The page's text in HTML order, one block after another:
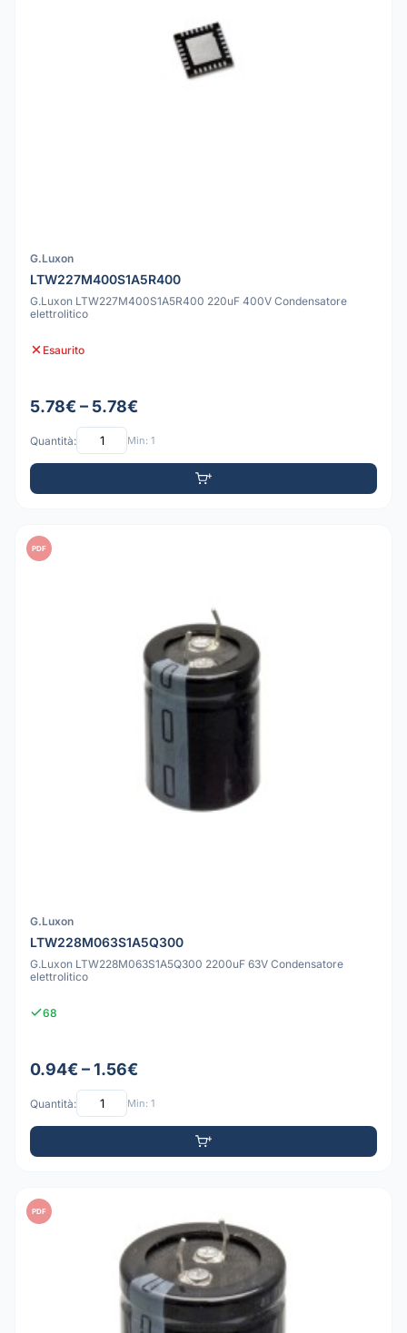
G.Luxon
LTW227M400S1A5R400
G.Luxon LTW227M400S1A5R400 220uF 400V Condensatore
elettrolitico
Esaurito
5.78€ – 5.78€
Quantità: Min: 1
PDF
G.Luxon
LTW228M063S1A5Q300
G.Luxon LTW228M063S1A5Q300 2200uF 63V Condensatore
elettrolitico
68
0.94€ – 1.56€
Quantità: Min: 1
PDF